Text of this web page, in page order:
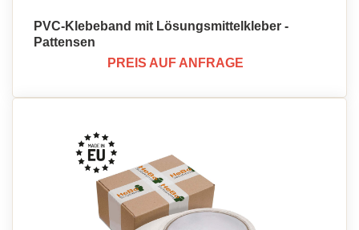
PVC-Klebeband mit Lösungsmittelkleber -
Pattensen
PREIS AUF ANFRAGE